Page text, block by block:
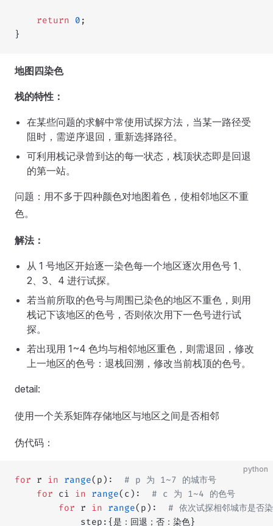
    return
0 ;
}
地图四染色
栈的特性：
在某些问题的求解中常使用试探方法，当某一路径受
阻时，需逆序退回，重新选择路径。
可利用栈记录曾到达的每一状态，栈顶状态即是回退
的第一站。
问题：用不多于四种颜色对地图着色，使相邻地区不重
色。
解法：
从 1 号地区开始逐一染色每一个地区逐次用色号 1、
2、3、4 进行试探。
若当前所取的色号与周围已染色的地区不重色，则用
栈记下该地区的色号，否则依次用下一色号进行试
探。
若出现用 1~4 色均与相邻地区重色，则需退回，修改
上一地区的色号：退栈回溯，修改当前栈顶的色号。
detail:
使用一个关系矩阵存储地区与地区之间是否相邻
伪代码：
python
for r in range(p): # p 为 1~7 的城市号
	for
ci in range(c): # c 为 1~4 的色号
    	for
r in range(p): # 依次试探相邻城市是否
            step:{是：回退；否：染色}